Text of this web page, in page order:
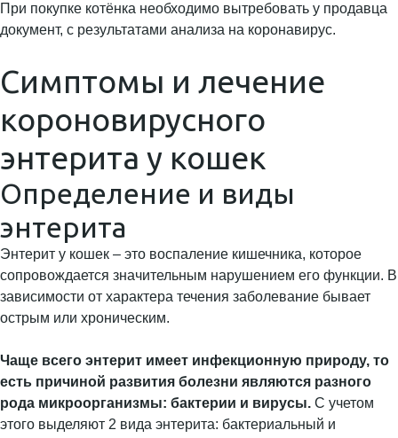
При покупке котёнка необходимо вытребовать у продавца
документ, с результатами анализа на коронавирус.
Симптомы и лечение
короновирусного
энтерита у кошек
Определение и виды
энтерита
Энтерит у кошек – это воспаление кишечника, которое
сопровождается значительным нарушением его функции. В
зависимости от характера течения заболевание бывает
острым или хроническим.
Чаще всего энтерит имеет инфекционную природу, то
есть причиной развития болезни являются разного
рода микроорганизмы: бактерии и вирусы. С учетом
этого выделяют 2 вида энтерита: бактериальный и